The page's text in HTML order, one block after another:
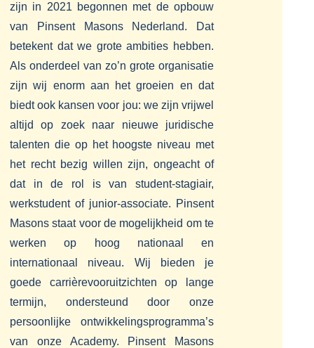
zijn in 2021 begonnen met de opbouw
van Pinsent Masons Nederland. Dat
betekent dat we grote ambities hebben.
Als onderdeel van zo’n grote organisatie
zijn wij enorm aan het groeien en dat
biedt ook kansen voor jou: we zijn vrijwel
altijd op zoek naar nieuwe juridische
talenten die op het hoogste niveau met
het recht bezig willen zijn, ongeacht of
dat in de rol is van student-stagiair,
werkstudent of junior-associate. Pinsent
Masons staat voor de mogelijkheid om te
werken op hoog nationaal en
internationaal niveau. Wij bieden je
goede carrièrevooruitzichten op lange
termijn, ondersteund door onze
persoonlijke ontwikkelingsprogramma’s
van onze Academy. Pinsent Masons